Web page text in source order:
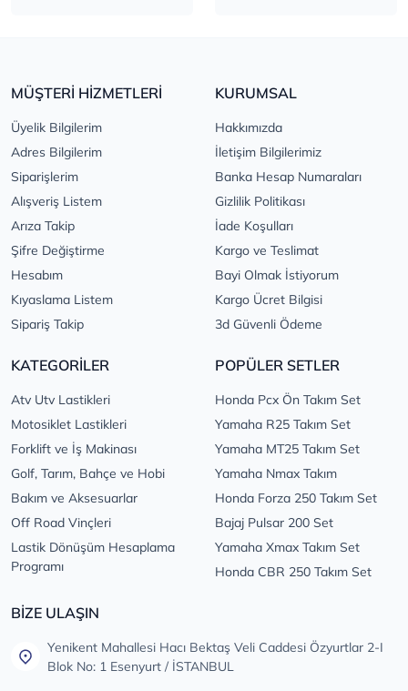
MÜŞTERİ HİZMETLERİ
Üyelik Bilgilerim
Adres Bilgilerim
Siparişlerim
Alışveriş Listem
Arıza Takip
Şifre Değiştirme
Hesabım
Kıyaslama Listem
Sipariş Takip
KURUMSAL
Hakkımızda
İletişim Bilgilerimiz
Banka Hesap Numaraları
Gizlilik Politikası
İade Koşulları
Kargo ve Teslimat
Bayi Olmak İstiyorum
Kargo Ücret Bilgisi
3d Güvenli Ödeme
KATEGORİLER
Atv Utv Lastikleri
Motosiklet Lastikleri
Forklift ve İş Makinası
Golf, Tarım, Bahçe ve Hobi
Bakım ve Aksesuarlar
Off Road Vinçleri
Lastik Dönüşüm Hesaplama
Programı
POPÜLER SETLER
Honda Pcx Ön Takım Set
Yamaha R25 Takım Set
Yamaha MT25 Takım Set
Yamaha Nmax Takım
Honda Forza 250 Takım Set
Bajaj Pulsar 200 Set
Yamaha Xmax Takım Set
Honda CBR 250 Takım Set
BİZE ULAŞIN
Yenikent Mahallesi Hacı Bektaş Veli Caddesi Özyurtlar 2-I
Blok No: 1 Esenyurt / İSTANBUL